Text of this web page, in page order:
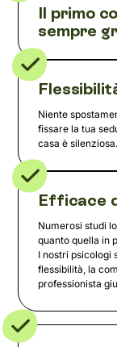
Il primo
sempre
Niente
fissare la tua
casa è silenziosa.
Efficace
Numerosi studi
quanto quella in
I nostri psicologi
flessibilità, la
professionista